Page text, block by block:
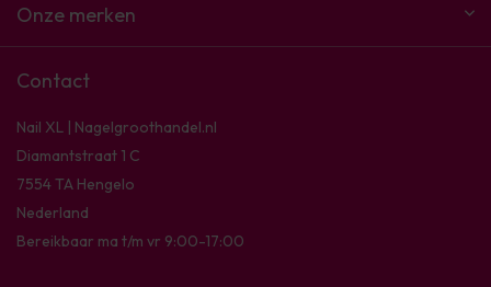
Onze merken
Contact
Nail XL | Nagelgroothandel.nl
Diamantstraat 1 C
7554 TA Hengelo
Nederland
Bereikbaar ma t/m vr 9:00-17:00